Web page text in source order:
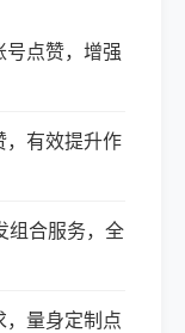
号点赞，增强
，有效提升作
组合服务，全
，量身定制点